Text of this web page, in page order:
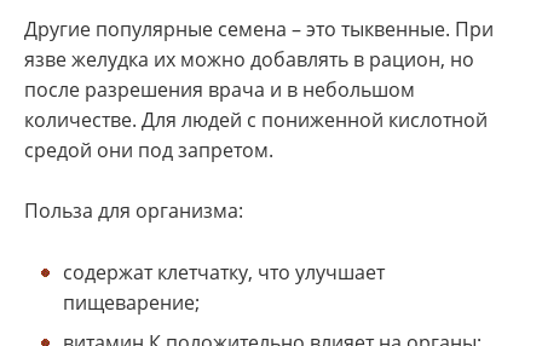
Другие популярные семена – это тыквенные. При
язве желудка их можно добавлять в рацион, но
после разрешения врача и в небольшом
количестве. Для людей с пониженной кислотной
средой они под запретом.
Польза для организма:
содержат клетчатку, что улучшает
пищеварение;